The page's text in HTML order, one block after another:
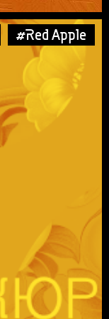
#Red Apple